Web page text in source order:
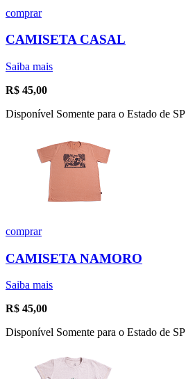
comprar
CAMISETA CASAL
Saiba mais
R$ 45,00
Disponível Somente para o Estado de SP
comprar
CAMISETA NAMORO
Saiba mais
R$ 45,00
Disponível Somente para o Estado de SP